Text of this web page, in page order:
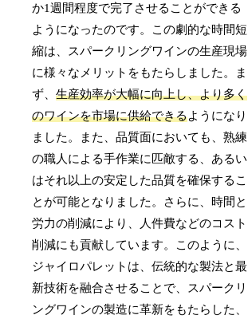
か1週間程度で完了させることができる
ようになったのです。この劇的な時間短
縮は、スパークリングワインの生産現場
に様々なメリットをもたらしました。ま
ず、生産効率が大幅に向上し、より多く
のワインを市場に供給できるようになり
ました。また、品質面においても、熟練
の職人による手作業に匹敵する、あるい
はそれ以上の安定した品質を確保するこ
とが可能となりました。さらに、時間と
労力の削減により、人件費などのコスト
削減にも貢献しています。このように、
ジャイロパレットは、伝統的な製法と最
新技術を融合させることで、スパークリ
ングワインの製造に革新をもたらした、